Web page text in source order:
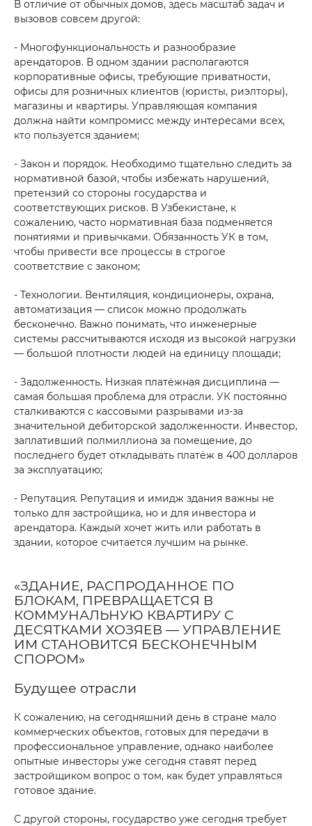
В отличие от обычных домов, здесь масштаб задач и
вызовов совсем другой:
- Многофункциональность и разнообразие
арендаторов. В одном здании располагаются
корпоративные офисы, требующие приватности,
офисы для розничных клиентов (юристы, риэлторы),
магазины и квартиры. Управляющая компания
должна найти компромисс между интересами всех,
кто пользуется зданием;
- Закон и порядок. Необходимо тщательно следить за
нормативной базой, чтобы избежать нарушений,
претензий со стороны государства и
соответствующих рисков. В Узбекистане, к
сожалению, часто нормативная база подменяется
понятиями и привычками. Обязанность УК в том,
чтобы привести все процессы в строгое
соответствие с законом;
- Технологии. Вентиляция, кондиционеры, охрана,
автоматизация — список можно продолжать
бесконечно. Важно понимать, что инженерные
системы рассчитываются исходя из высокой нагрузки
— большой плотности людей на единицу площади;
- Задолженность. Низкая платёжная дисциплина —
самая большая проблема для отрасли. УК постоянно
сталкиваются с кассовыми разрывами из-за
значительной дебиторской задолженности. Инвестор,
заплативший полмиллиона за помещение, до
последнего будет откладывать платёж в 400 долларов
за эксплуатацию;
- Репутация. Репутация и имидж здания важны не
только для застройщика, но и для инвестора и
арендатора. Каждый хочет жить или работать в
здании, которое считается лучшим на рынке.
«ЗДАНИЕ, РАСПРОДАННОЕ ПО
БЛОКАМ, ПРЕВРАЩАЕТСЯ В
КОММУНАЛЬНУЮ КВАРТИРУ С
ДЕСЯТКАМИ ХОЗЯЕВ — УПРАВЛЕНИЕ
ИМ СТАНОВИТСЯ БЕСКОНЕЧНЫМ
СПОРОМ»
Будущее отрасли
К сожалению, на сегодняшний день в стране мало
коммерческих объектов, готовых для передачи в
профессиональное управление, однако наиболее
опытные инвесторы уже сегодня ставят перед
застройщиком вопрос о том, как будет управляться
готовое здание.
С другой стороны, государство уже сегодня требует
+998 93 111 68 22
TRILLIANT Business Center, TOWER 2, 9th
floor, Office 89